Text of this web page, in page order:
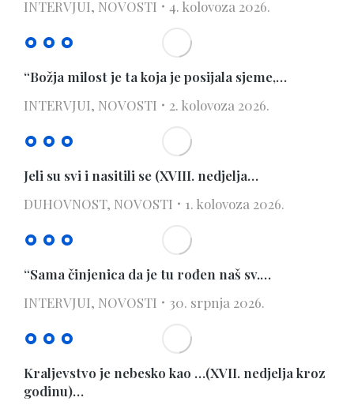
INTERVJUI, NOVOSTI 4. kolovoza 2026.
“Božja milost je ta koja je posijala sjeme,…
INTERVJUI, NOVOSTI 2. kolovoza 2026.
Jeli su svi i nasitili se (XVIII. nedjelja…
DUHOVNOST, NOVOSTI 1. kolovoza 2026.
“Sama činjenica da je tu rođen naš sv.…
INTERVJUI, NOVOSTI 30. srpnja 2026.
Kraljevstvo je nebesko kao …(XVII. nedjelja kroz
godinu)…